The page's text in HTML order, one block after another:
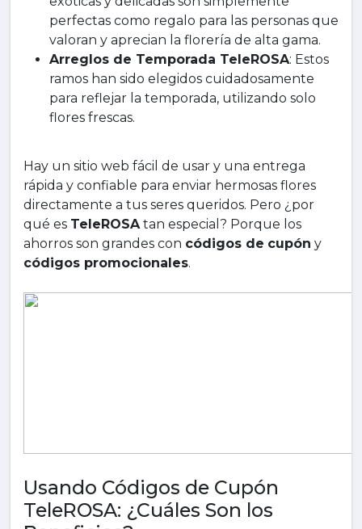
perfectas como regalo para las personas que
valoran y aprecian la florería de alta gama.
Arreglos de Temporada TeleROSA: Estos
ramos han sido elegidos cuidadosamente
para reflejar la temporada, utilizando solo
flores frescas.
Hay un sitio web fácil de usar y una entrega
rápida y confiable para enviar hermosas flores
directamente a tus seres queridos. Pero ¿por
qué es TeleROSAtan especial? Porque los
ahorros son grandes con códigos de cupón y
códigos promocionales.
Usando Códigos de Cupón
TeleROSA: ¿Cuáles Son los